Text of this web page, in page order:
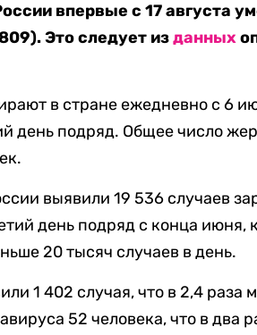
впервые с 17 августа
Это следует изданных
в стране ежедневно с 6
день подряд. Общее число
выявили 19 536 случаев
день подряд с конца июня,
20 тысяч случаев в день.
1 402 случая, что в 2,4 раза
52 человека, что в два